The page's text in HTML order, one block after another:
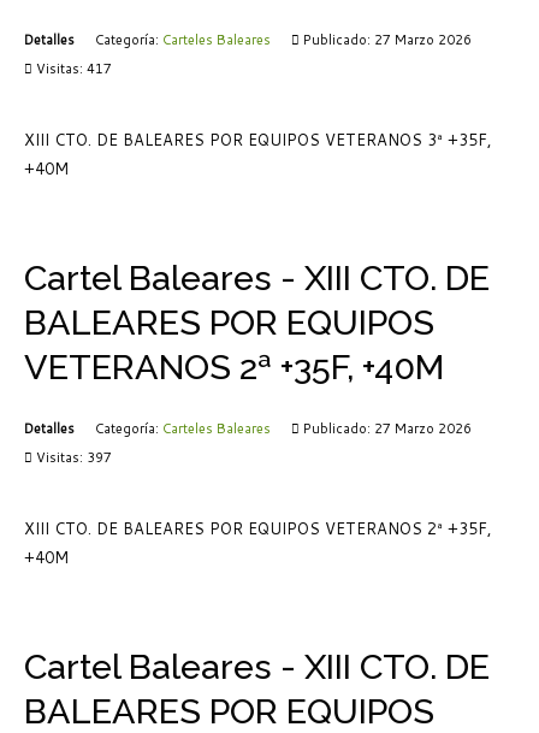
Detalles Categoría: Carteles Baleares
Publicado: 27 Marzo 2026
Visitas: 417
XIII CTO. DE BALEARES POR EQUIPOS VETERANOS 3ª +35F,
+40M
Cartel Baleares - XIII CTO. DE
BALEARES POR EQUIPOS
VETERANOS 2ª +35F, +40M
Detalles Categoría: Carteles Baleares
Publicado: 27 Marzo 2026
Visitas: 397
XIII CTO. DE BALEARES POR EQUIPOS VETERANOS 2ª +35F,
+40M
Cartel Baleares - XIII CTO. DE
BALEARES POR EQUIPOS